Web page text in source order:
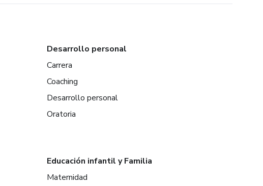
Desarrollo personal
Carrera
Coaching
Desarrollo personal
Oratoria
Educación infantil y Familia
Maternidad